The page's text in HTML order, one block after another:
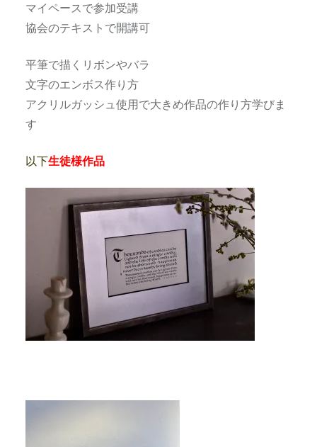
マイペースで参加受講
協会のテキストで開講可
平筆で描くリボンやバラ
文字のエンボス作り方
アクリルガッシュ使用で大きめ作品の作り方学びま
す
以下生徒様作品